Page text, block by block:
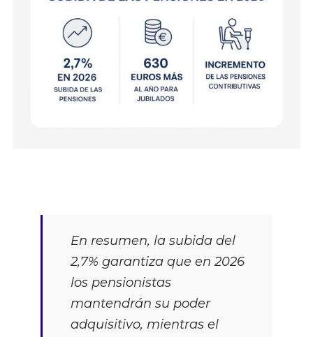
En resumen, la subida del
2,7% garantiza que en 2026
los pensionistas
mantendrán su poder
adquisitivo, mientras el